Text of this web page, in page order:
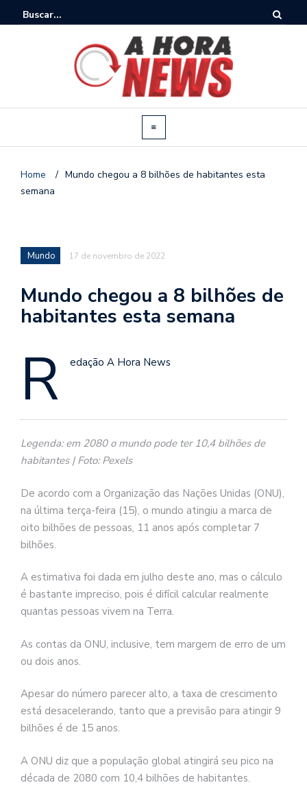
Home / Mundo chegou a 8 bilhões de habitantes esta
semana
Mundo 17 de novembro de 2022
Mundo chegou a 8 bilhões de
habitantes esta semana
R edação A Hora News
Legenda: em 2080 o mundo pode ter 10,4 bilhões de
habitantes | Foto: Pexels
De acordo com a Organização das Nações Unidas (ONU),
na última terça-feira (15), o mundo atingiu a marca de
oito bilhões de pessoas, 11 anos após completar 7
bilhões.
A estimativa foi dada em julho deste ano, mas o cálculo
é bastante impreciso, pois é difícil calcular realmente
quantas pessoas vivem na Terra.
As contas da ONU, inclusive, tem margem de erro de um
ou dois anos.
Apesar do número parecer alto, a taxa de crescimento
está desacelerando, tanto que a previsão para atingir 9
bilhões é de 15 anos.
A ONU diz que a população global atingirá seu pico na
década de 2080 com 10,4 bilhões de habitantes.